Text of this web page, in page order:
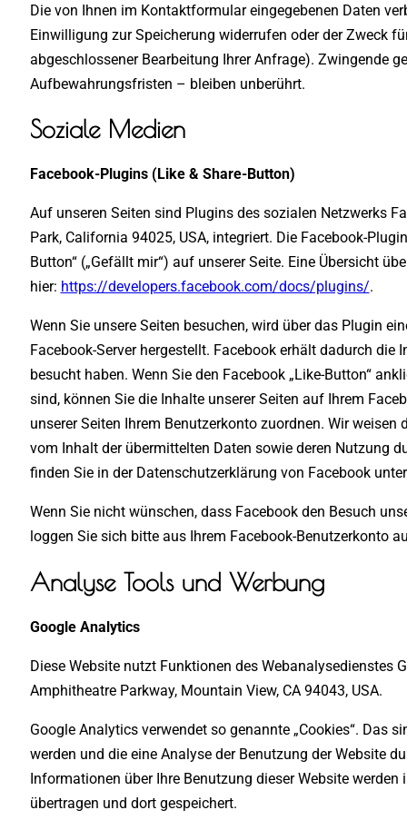
Die von Ihnen im Kontaktformular eingegebenen Daten
Einwilligung zur Speicherung widerrufen oder der Zweck
abgeschlossener Bearbeitung Ihrer Anfrage). Zwingende
Aufbewahrungsfristen – bleiben unberührt.
Soziale Medien
Facebook-Plugins (Like & Share-Button)
Auf unseren Seiten sind Plugins des sozialen Netzwerks
Park, California 94025, USA, integriert. Die Facebook-
Button“ („Gefällt mir“) auf unserer Seite. Eine Übersicht
hier: https://developers.facebook.com/docs/plugins/.
Wenn Sie unsere Seiten besuchen, wird über das Plugin
Facebook-Server hergestellt. Facebook erhält dadurch die
besucht haben. Wenn Sie den Facebook „Like-Button“
sind, können Sie die Inhalte unserer Seiten auf Ihrem
unserer Seiten Ihrem Benutzerkonto zuordnen. Wir
vom Inhalt der übermittelten Daten sowie deren Nutzung
finden Sie in der Datenschutzerklärung von Facebook
Wenn Sie nicht wünschen, dass Facebook den Besuch
loggen Sie sich bitte aus Ihrem Facebook-Benutzerkonto
Analyse Tools und Werbung
Google Analytics
Diese Website nutzt Funktionen des Webanalysedienstes
Amphitheatre Parkway, Mountain View, CA 94043, USA.
Google Analytics verwendet so genannte „Cookies“. Das
werden und die eine Analyse der Benutzung der Website
Informationen über Ihre Benutzung dieser Website
übertragen und dort gespeichert.